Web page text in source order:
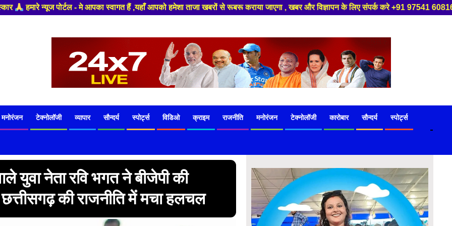
हमेशा ताजा खबरों से रूबरू कराया जाएगा , खबर और विज्ञापन के लिए संपर्क करे +91 97541 60816 ,हमारे यूट्यूब चैनल को सबस्क्राइब करें, साथ मे
मनोरंजन टेक्नोलॉजी व्यापार सौन्दर्य स्पोर्ट्स विडिओ क्राइम राजनीति मनोरंजन टेक्नोलॉजी कारोबार सौन्दर्य स्पोर्ट्स
-
युवा नेता रवि भगत ने बीजेपी की
की राजनीति में मचा हलचल